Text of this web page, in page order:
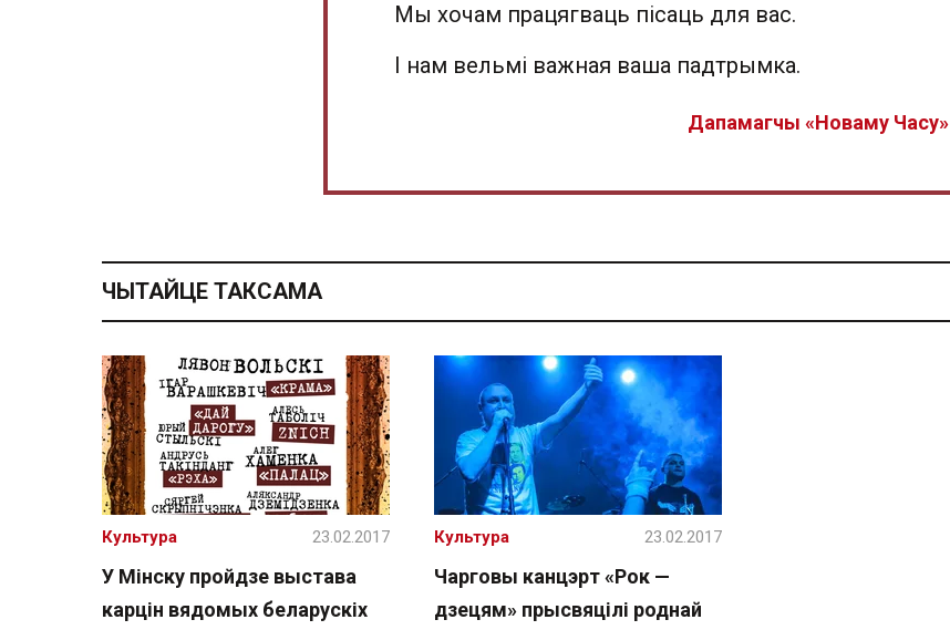
Мы хочам працягваць пісаць для вас.
І нам вельмі важная ваша падтрымка.
Дапамагчы «Новаму Часу»
ЧЫТАЙЦЕ ТАКСАМА
У Мінску пройдзе выстава
карцін вядомых беларускіх
Культура 23.02.2017
Чарговы канцэрт «Рок —
дзецям» прысвяцілі роднай
Культура 23.02.2017